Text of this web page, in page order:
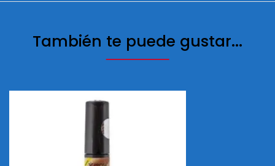
También te puede gustar...